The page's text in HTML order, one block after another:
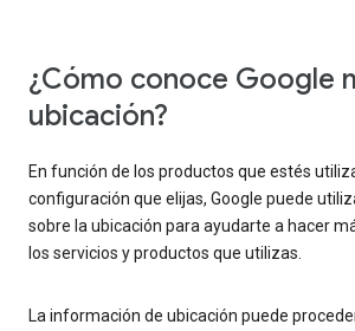
¿Cómo conoce Google
ubicación?
En función de los productos que estés
configuración que elijas, Google puede
sobre la ubicación para ayudarte a hacer
los servicios y productos que utilizas.
La información de ubicación puede